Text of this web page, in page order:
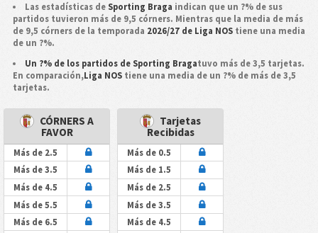
Las estadísticas de Sporting Braga indican que un ?% de sus
partidos tuvieron más de 9,5 córners. Mientras que la media de más
de 9,5 córners de la temporada 2026/27 de Liga NOStiene una media
de un ?%.
Un ?% de los partidos de Sporting Bragatuvo más de 3,5 tarjetas.
En comparación,Liga NOStiene una media de un ?% de más de 3,5
tarjetas.
CÓRNERS A
FAVOR
Más de 2.5
Más de 3.5
Más de 4.5
Más de 5.5
Más de 6.5
Tarjetas
Recibidas
Más de 0.5
Más de 1.5
Más de 2.5
Más de 3.5
Más de 4.5